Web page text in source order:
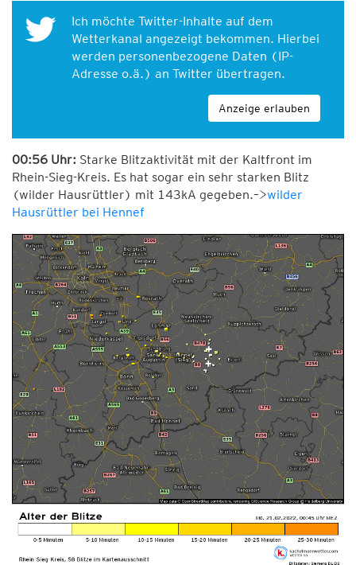
Ich möchte Twitter-Inhalte auf dem
Wetterkanal angezeigt bekommen. Hierbei
werden personenbezogene Daten (IP-
Adresse o.ä.) an Twitter übertragen.
Anzeige erlauben
00:56 Uhr: Starke Blitzaktivität mit der Kaltfront im
Rhein-Sieg-Kreis. Es hat sogar ein sehr starken Blitz
(wilder Hausrüttler) mit 143kA gegeben.–>wilder
Hausrüttler bei Hennef